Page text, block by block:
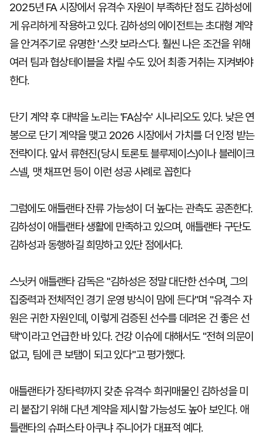
2025년 FA 시장에서 유격수 자원이 부족하단 점도 김하성에
게 유리하게 작용하고 있다. 김하성의 에이전트는 초대형 계약
을 안겨주기로 유명한 '스캇 보라스'다. 훨씬 나은 조건을 위해
여러 팀과 협상테이블을 차릴 수도 있어 최종 거취는 지켜봐야
한다.
단기 계약 후 대박을 노리는 'FA삼수' 시나리오도 있다. 낮은 연
봉으로 단기 계약을 맺고 2026 시장에서 가치를 더 인정 받는
전략이다. 앞서 류현진(당시 토론토 블루제이스)이나 블레이크
스넬, 맷 채프먼 등이 이런 성공 사례로 꼽힌다
그럼에도 애틀랜타 잔류 가능성이 더 높다는 관측도 공존한다.
김하성이 애틀랜타 생활에 만족하고 있으며, 애틀랜타 구단도
김하성과 동행하길 희망하고 있단 점에서다.
스닛커 애틀랜타 감독은 "김하성은 정말 대단한 선수며, 그의
집중력과 전체적인 경기 운영 방식이 맘에 든다"며 "유격수 자
원은 귀한 자원인데, 이렇게 검증된 선수를 데려온 건 좋은 선
택"이라고 언급한 바 있다. 건강 이슈에 대해서도 "전혀 의문이
없고, 팀에 큰 보탬이 되고 있다"고 평가했다.
애틀랜타가 장타력까지 갖춘 유격수 희귀매물인 김하성을 미
리 붙잡기 위해 다년 계약을 제시할 가능성도 높아 보인다. 애
틀랜타의 슈퍼스타 아쿠냐 주니어가 대표적 예다.